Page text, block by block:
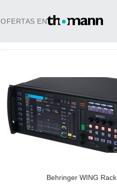
OFERTAS EN
Behringer WING Rack